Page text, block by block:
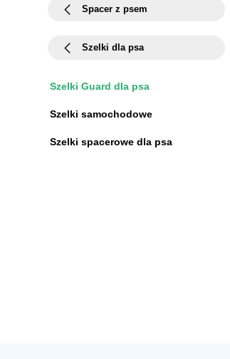
Spacer z psem
Szelki dla psa
Szelki Guard dla psa
Szelki samochodowe
Szelki spacerowe dla psa